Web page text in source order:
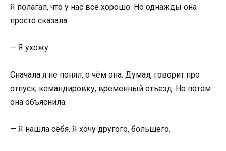
Я полагал, что у нас всё хорошо. Но однажды она
просто сказала:
— Я ухожу.
Сначала я не понял, о чём она. Думал, говорит про
отпуск, командировку, временный отъезд. Но потом
она объяснила:
— Я нашла себя. Я хочу другого, большего.